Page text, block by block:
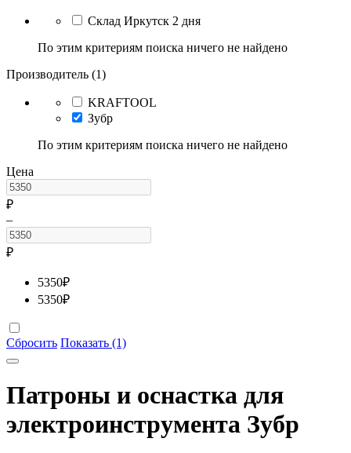
Склад Иркутск 2 дня
По этим критериям поиска ничего не найдено
Производитель (1)
KRAFTOOL
Зубр
По этим критериям поиска ничего не найдено
Цена
₽
–
₽
5350₽
5350₽
Сбросить Показать (1)
Патроны и оснастка для
электроинструмента Зубр